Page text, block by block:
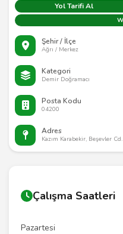
Yol Tarifi Al
Şehir / İlçe
Ağrı / Merkez
Kategori
Demir Doğramacı
Posta Kodu
04200
Adres
Kazım Karabekir, Beşevler
Çalışma Saatleri
Pazartesi